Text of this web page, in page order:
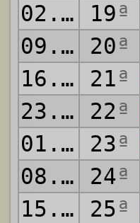
02.02.1992
19ª
09.02.1992
20ª
16.02.1992
21ª
23.02.1992
22ª
01.03.1992
23ª
08.03.1992
24ª
15.03.1992
25ª